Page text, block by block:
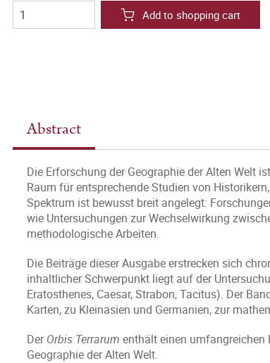
Add to shopping cart
Abstract
Die Erforschung der Geographie der Alten Welt
Raum für entsprechende Studien von
Spektrum ist bewusst breit angelegt:
wie Untersuchungen zur Wechselwirkung
methodologische Arbeiten.
Die Beiträge dieser Ausgabe erstrecken sich
inhaltlicher Schwerpunkt liegt auf der
Eratosthenes, Caesar, Strabon, Tacitus). Der
Karten, zu Kleinasien und Germanien, zur
DerOrbis Terrarum enthält einen umfangreichen
Geographie der Alten Welt.